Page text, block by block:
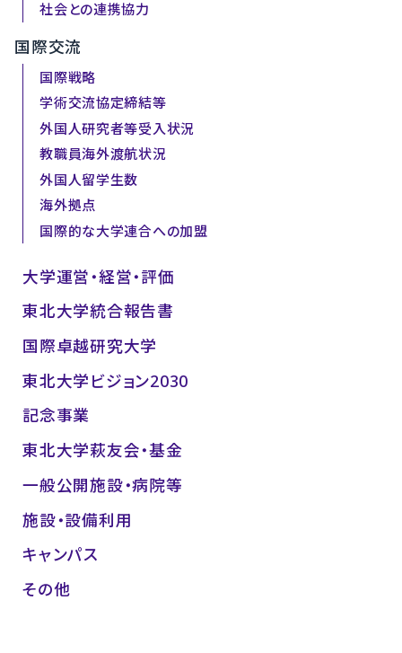
社会との連携協力
国際交流
国際戦略
学術交流協定締結等
外国人研究者等受入状況
教職員海外渡航状況
外国人留学生数
海外拠点
国際的な大学連合への加盟
大学運営・経営・評価
東北大学統合報告書
国際卓越研究大学
東北大学ビジョン2030
記念事業
東北大学萩友会・基金
一般公開施設・病院等
施設・設備利用
キャンパス
その他